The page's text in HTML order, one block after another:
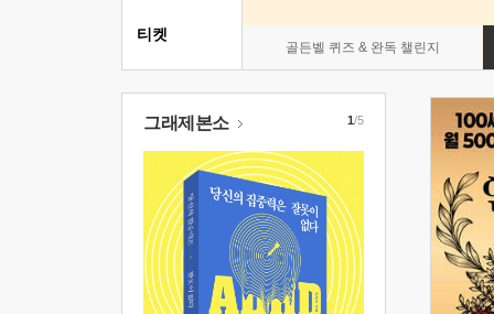
골든벨 퀴즈 & 완독 챌린지
티켓
그래제본소 1/5